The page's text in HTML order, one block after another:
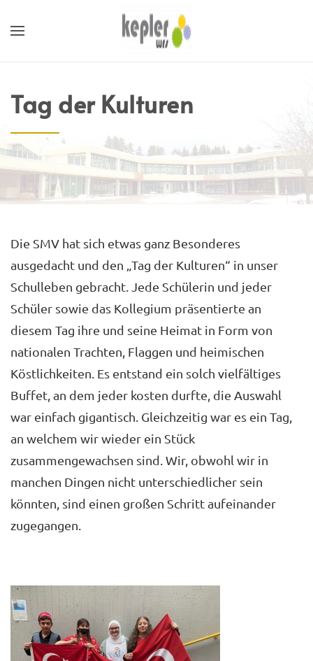
Tag der Kulturen
Die SMV hat sich etwas ganz Besonderes
ausgedacht und den „Tag der Kulturen“ in unser
Schulleben gebracht. Jede Schülerin und jeder
Schüler sowie das Kollegium präsentierte an
diesem Tag ihre und seine Heimat in Form von
nationalen Trachten, Flaggen und heimischen
Köstlichkeiten. Es entstand ein solch vielfältiges
Buffet, an dem jeder kosten durfte, die Auswahl
war einfach gigantisch. Gleichzeitig war es ein Tag,
an welchem wir wieder ein Stück
zusammengewachsen sind. Wir, obwohl wir in
manchen Dingen nicht unterschiedlicher sein
könnten, sind einen großen Schritt aufeinander
zugegangen.